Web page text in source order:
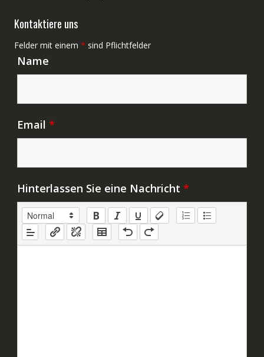
Kontaktiere uns
Felder mit einem * sind Pflichtfelder
Name
Email *
Hinterlassen Sie eine Nachricht *